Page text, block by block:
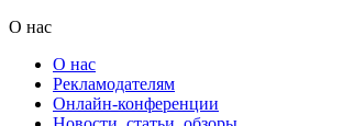
О нас
О нас
Рекламодателям
Онлайн-конференции